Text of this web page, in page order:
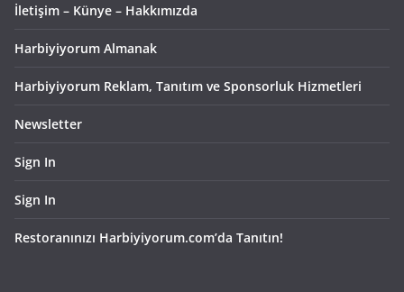
İletişim – Künye – Hakkımızda
Harbiyiyorum Almanak
Harbiyiyorum Reklam, Tanıtım ve Sponsorluk Hizmetleri
Newsletter
Sign In
Sign In
Restoranınızı Harbiyiyorum.com’da Tanıtın!